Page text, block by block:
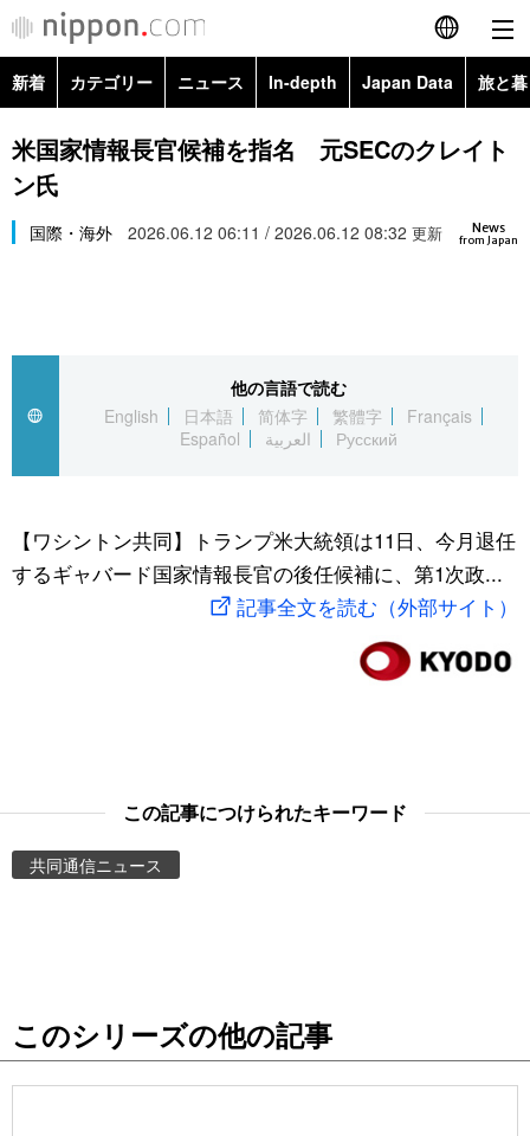
English
简体字
Русский
カテゴリー
経済・ビジネス
国際
文化
トップ
アーカイブ
In-depth
Japan Data
動画/Live
お知らせ
新着 カテゴリー ニュース In-depth Japan Data 旅と
政治・外交
経済・ビジネス
スポーツ・東京2020
Topics
米国家情報長官候補を指名 元SECのクレイト
ン氏
News
from Japan
国際・海外 2026.06.12 06:11 / 2026.06.12 08:32 更新
他の言語で読む
English
日本語 简体字 繁體字
Français
Español
العربية Русский
【ワシントン共同】トランプ米大統領は11日、今月退任
するギャバード国家情報長官の後任候補に、第1次政...
記事全文を読む（外部サイト）
この記事につけられたキーワード
共同通信ニュース
このシリーズの他の記事